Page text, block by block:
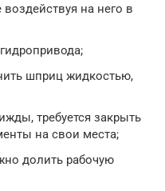
на него в
шприц жидкостью,
требуется закрыть
на свои места;
долить рабочую